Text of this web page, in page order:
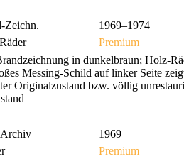
Zeichn.
1969–1974
Premium
in dunkelbraun; Holz-
Messing-Schild auf linker Seite
Originalzustand bzw. völlig
1969
Premium